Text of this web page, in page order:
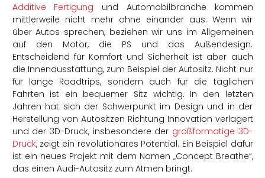
Additive Fertigung und Automobilbranche kommen
mittlerweile nicht mehr ohne einander aus. Wenn wir
über Autos sprechen, beziehen wir uns im Allgemeinen
auf den Motor, die PS und das Außendesign.
Entscheidend für Komfort und Sicherheit ist aber auch
die Innenausstattung, zum Beispiel der Autositz. Nicht nur
für lange Roadtrips, sondern auch für die täglichen
Fahrten ist ein bequemer Sitz wichtig. In den letzten
Jahren hat sich der Schwerpunkt im Design und in der
Herstellung von Autositzen Richtung Innovation verlagert
und der 3D-Druck, insbesondere der großformatige 3D-
Druck, zeigt ein revolutionäres Potential. Ein Beispiel dafür
ist ein neues Projekt mit dem Namen „Concept Breathe“,
das einen Audi-Autositz zum Atmen bringt.